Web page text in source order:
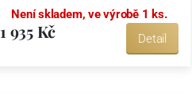
Není skladem, ve výrobě 1 ks.
1 935 Kč Detail